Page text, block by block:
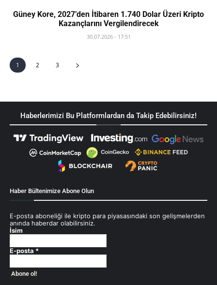
Güney Kore, 2027’den İtibaren 1.740 Dolar Üzeri Kripto
Kazançlarını Vergilendirecek
30.07.2026 - 17:51
1 2 3
Haberlerimizi Bu Platformlardan da Takip Edebilirsiniz!
Haber Bültenimize Abone Olun
E-posta aboneliği ile kripto para piyasasındaki son gelişmelerden
anında haberdar olabilirsiniz.
İsim
E-posta *